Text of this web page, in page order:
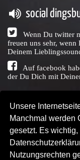
Unsere
Manchmal werden
gesetzt. Es
Nutzungsrechten
social
Wenn Du twitter
freuen uns sehr, wenn
Deinem
Auf facebook
der Du Dich mit
Copyright © Audio
SENDEPLATZ ↗